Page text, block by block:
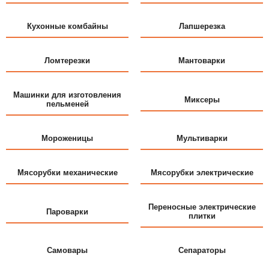
Кухонные комбайны Лапшерезка
Ломтерезки Мантоварки
Машинки для изготовления
пельменей
Миксеры
Мороженицы Мультиварки
Мясорубки механические Мясорубки электрические
Пароварки
Переносные электрические
плитки
Самовары Сепараторы